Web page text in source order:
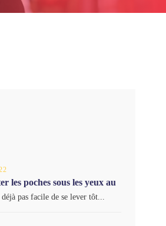
les poches sous les yeux au
pas facile de se lever tôt...